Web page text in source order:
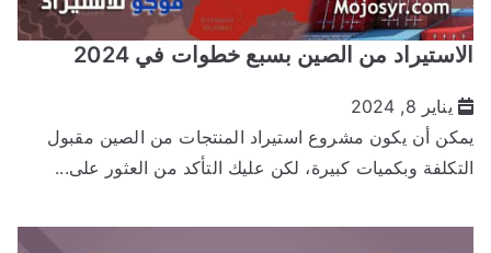
من الصين بسبع خطوات في 2024
يناير 8, 2024
أن يكون مشروع استيراد المنتجات من الصين مقبول
وبكميات كبيرة، لكن عليك التأكد من العثور على...